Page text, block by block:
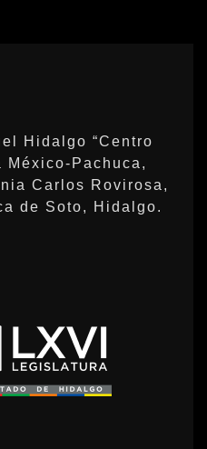
Hidalgo “Centro
México-Pachuca,
Carlos Rovirosa,
de Soto, Hidalgo.